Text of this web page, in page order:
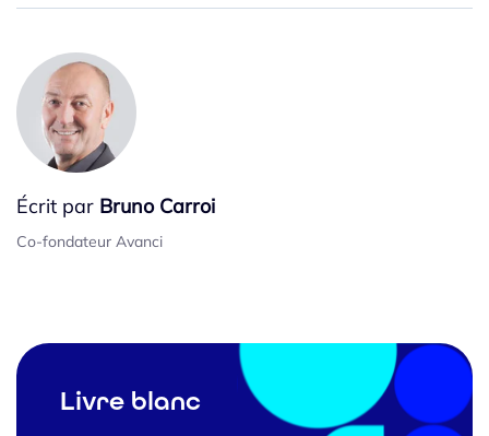
Écrit par Bruno Carroi
Co-fondateur Avanci
Livre blanc